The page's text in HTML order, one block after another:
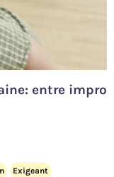
entre impro
Exigeant